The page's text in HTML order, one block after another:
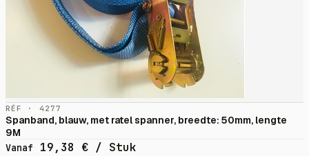
RÉF · 4277
Spanband, blauw, met ratel spanner, breedte: 50mm, lengte
9M
Vanaf
19,38 € / Stuk